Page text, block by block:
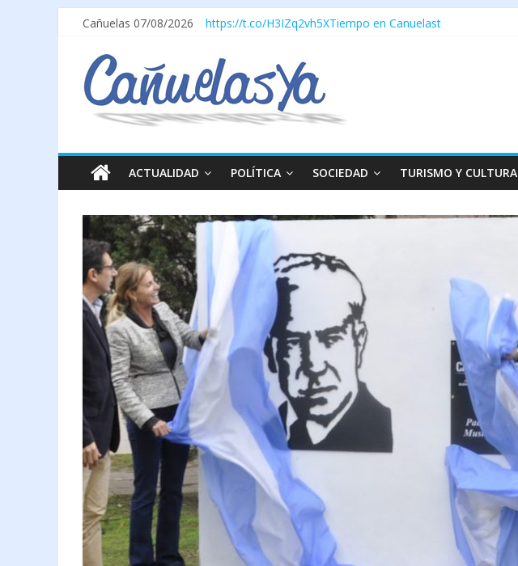
Cañuelas 07/08/2026 https://t.co/H3IZq2vh5XTiempo en Canuelast
ACTUALIDAD POLÍTICA SOCIEDAD TURISMO Y CULTURA